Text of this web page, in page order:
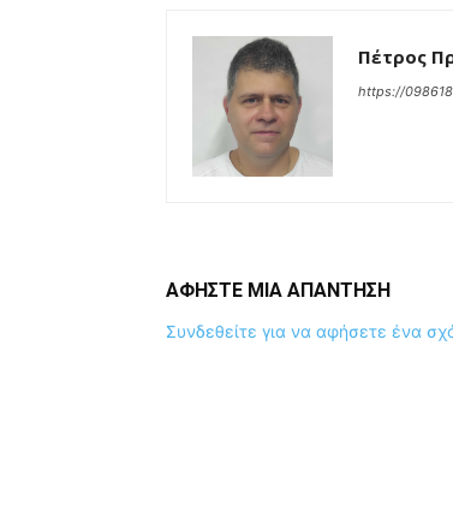
Πέτρος
https://
ΑΦΗΣΤΕ ΜΙΑ ΑΠΑΝΤΗΣΗ
Συνδεθείτε για να αφήσετε ένα